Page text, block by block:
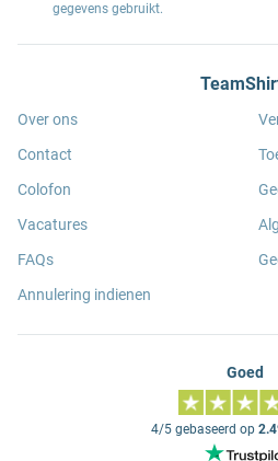
gegevens gebruikt.
Over ons
Contact
Colofon
Vacatures
FAQs
Annulering indienen
Goed
4/5 gebaseerd op